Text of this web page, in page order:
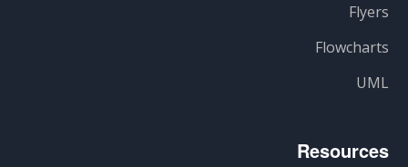
Flyers
Flowcharts
UML
Resources